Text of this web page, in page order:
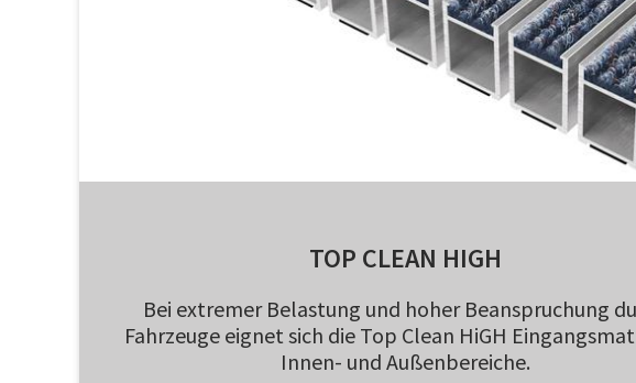
TOP CLEAN HIGH
Bei extremer Belastung und hoher Beanspruchung
Fahrzeuge eignet sich die Top Clean HiGH
Innen- und Außenbereiche.